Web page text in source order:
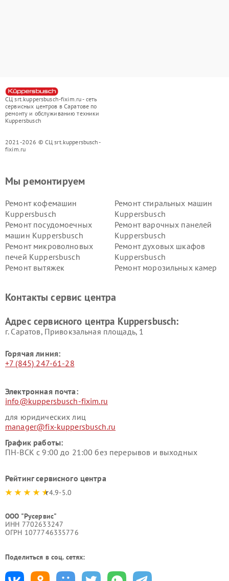
СЦ srt.kuppersbusch-fixim.ru - сеть
сервисных центров в Саратове по
ремонту и обслуживанию техники
Kuppersbusch
2021-2026 © СЦ srt.kuppersbusch-
fixim.ru
Мы ремонтируем
Ремонт кофемашин
Kuppersbusch
Ремонт стиральных машин
Kuppersbusch
Ремонт посудомоечных
машин Kuppersbusch
Ремонт варочных панелей
Kuppersbusch
Ремонт микроволновых
печей Kuppersbusch
Ремонт духовых шкафов
Kuppersbusch
Ремонт вытяжек
Ремонт морозильных камер
Kuppersbusch
вакуумных упаковщиков
Ремонт сушильных машин Kuppersbusch
Контакты сервис центра
Адрес сервисного центра Kuppersbusch:
г. Саратов, Привокзальная площадь, 1
Горячая линия:
+7 (845) 247-61-28
Электронная почта:
info@kuppersbusch-fixim.ru
для юридических лиц
manager@fix-kuppersbusch.ru
График работы:
ПН-ВСК с 9:00 до 21:00 без перерывов и выходных
Рейтинг сервисного центра
4.9-5.0
ООО "Русервис"
ИНН 7702633247
ОГРН 1077746335776
Поделиться в соц. сетях: